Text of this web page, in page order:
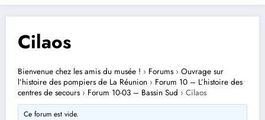
Cilaos
Bienvenue chez les amis du musée ! › Forums › Ouvrage sur
l’histoire des pompiers de La Réunion › Forum 10 – L’histoire des
centres de secours › Forum 10-03 – Bassin Sud › Cilaos
Ce forum est vide.